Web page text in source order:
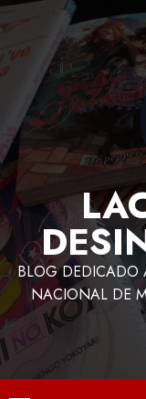
BLOG DEDICADO
NACIONAL DE